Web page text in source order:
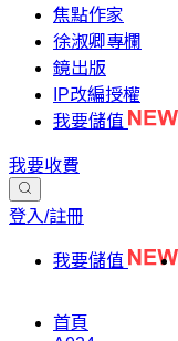
焦點作家
徐淑卿專欄
鏡出版
IP改編授權
我要儲值
我要收費
登入/註冊
我要儲值
首頁